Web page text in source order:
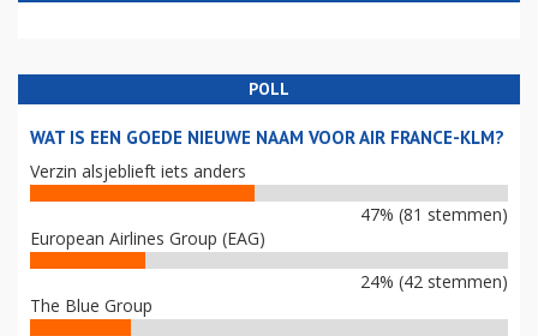
POLL
WAT IS EEN GOEDE NIEUWE NAAM VOOR AIR FRANCE-KLM?
Verzin alsjeblieft iets anders
47% (81 stemmen)
European Airlines Group (EAG)
24% (42 stemmen)
The Blue Group